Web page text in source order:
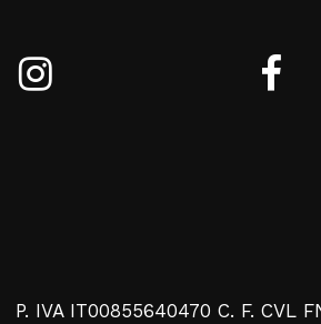
P. IVA IT00855640470 C. F. CVL